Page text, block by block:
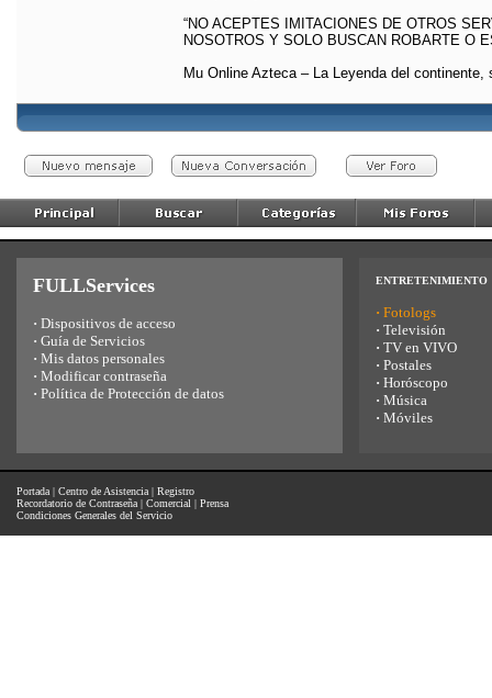
“NO ACEPTES IMITACIONES DE OTROS
NOSOTROS Y SOLO BUSCAN ROBARTE O
Mu Online Azteca – La Leyenda del
FULLServices
· Dispositivos de acceso
· Guía de Servicios
· Mis datos personales
· Modificar contraseña
· Política de Protección de datos
ENTRETENIMIENTO
· Fotologs
· Televisión
· TV en VIVO
· Postales
· Horóscopo
· Música
· Móviles
Portada | Centro de Asistencia | Registro
Recordatorio de Contraseña | Comercial | Prensa
Condiciones Generales del Servicio